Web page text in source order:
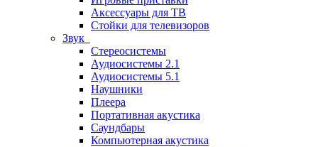
Аксессуары для ТВ
Стойки для телевизоров
Звук
Стереосистемы
Аудиосистемы 2.1
Аудиосистемы 5.1
Наушники
Плеера
Портативная акустика
Саундбары
Компьютерная акустика